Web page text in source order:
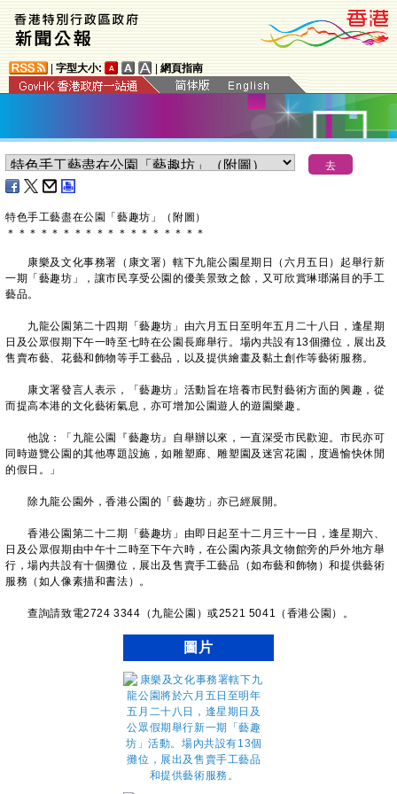
字型大小: 網頁指南
特色手工藝盡在公園「藝趣坊」（附圖）
＊ ＊ ＊ ＊ ＊ ＊ ＊ ＊ ＊ ＊ ＊ ＊ ＊ ＊ ＊ ＊ ＊ ＊
康樂及文化事務署（康文署）轄下九龍公園星期日（六月五日）起舉行新
一期「藝趣坊」，讓市民享受公園的優美景致之餘，又可欣賞琳瑯滿目的手工
藝品。
九龍公園第二十四期「藝趣坊」由六月五日至明年五月二十八日，逢星期
日及公眾假期下午一時至七時在公園長廊舉行。場內共設有13個攤位，展出及
售賣布藝、花藝和飾物等手工藝品，以及提供繪畫及黏土創作等藝術服務。
康文署發言人表示，「藝趣坊」活動旨在培養市民對藝術方面的興趣，從
而提高本港的文化藝術氣息，亦可增加公園遊人的遊園樂趣。
他說：「九龍公園『藝趣坊』自舉辦以來，一直深受市民歡迎。市民亦可
同時遊覽公園的其他專題設施，如雕塑廊、雕塑園及迷宮花園，度過愉快休閒
的假日。」
除九龍公園外，香港公園的「藝趣坊」亦已經展開。
香港公園第二十二期「藝趣坊」由即日起至十二月三十一日，逢星期六、
日及公眾假期由中午十二時至下午六時，在公園內茶具文物館旁的戶外地方舉
行，場內共設有十個攤位，展出及售賣手工藝品（如布藝和飾物）和提供藝術
服務（如人像素描和書法）。
查詢請致電2724 3344（九龍公園）或2521 5041（香港公園）。
圖片